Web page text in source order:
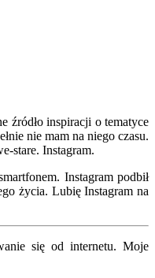
źródło inspiracji o tematyce
nie mam na niego czasu.
stare. Instagram.
Instagram podbił
życia. Lubię Instagram na
się od internetu. Moje